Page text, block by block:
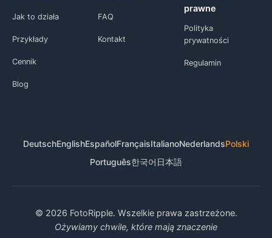
Jak to działa
Przykłady
Cennik
Blog
FAQ
Kontakt
prawne
Polityka
prywatności
Regulamin
DeutschEnglishEspañolFrançaisItalianoNederlandsPolski
Português한국어 日本語
© 2026 FotoRipple. Wszelkie prawa zastrzeżone.
Ożywiamy chwile, które mają znaczenie